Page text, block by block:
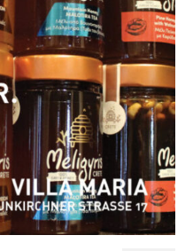
12.00 bis 14.30 Uhr)
bis 12.00h) &